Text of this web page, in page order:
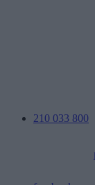
210 033 800